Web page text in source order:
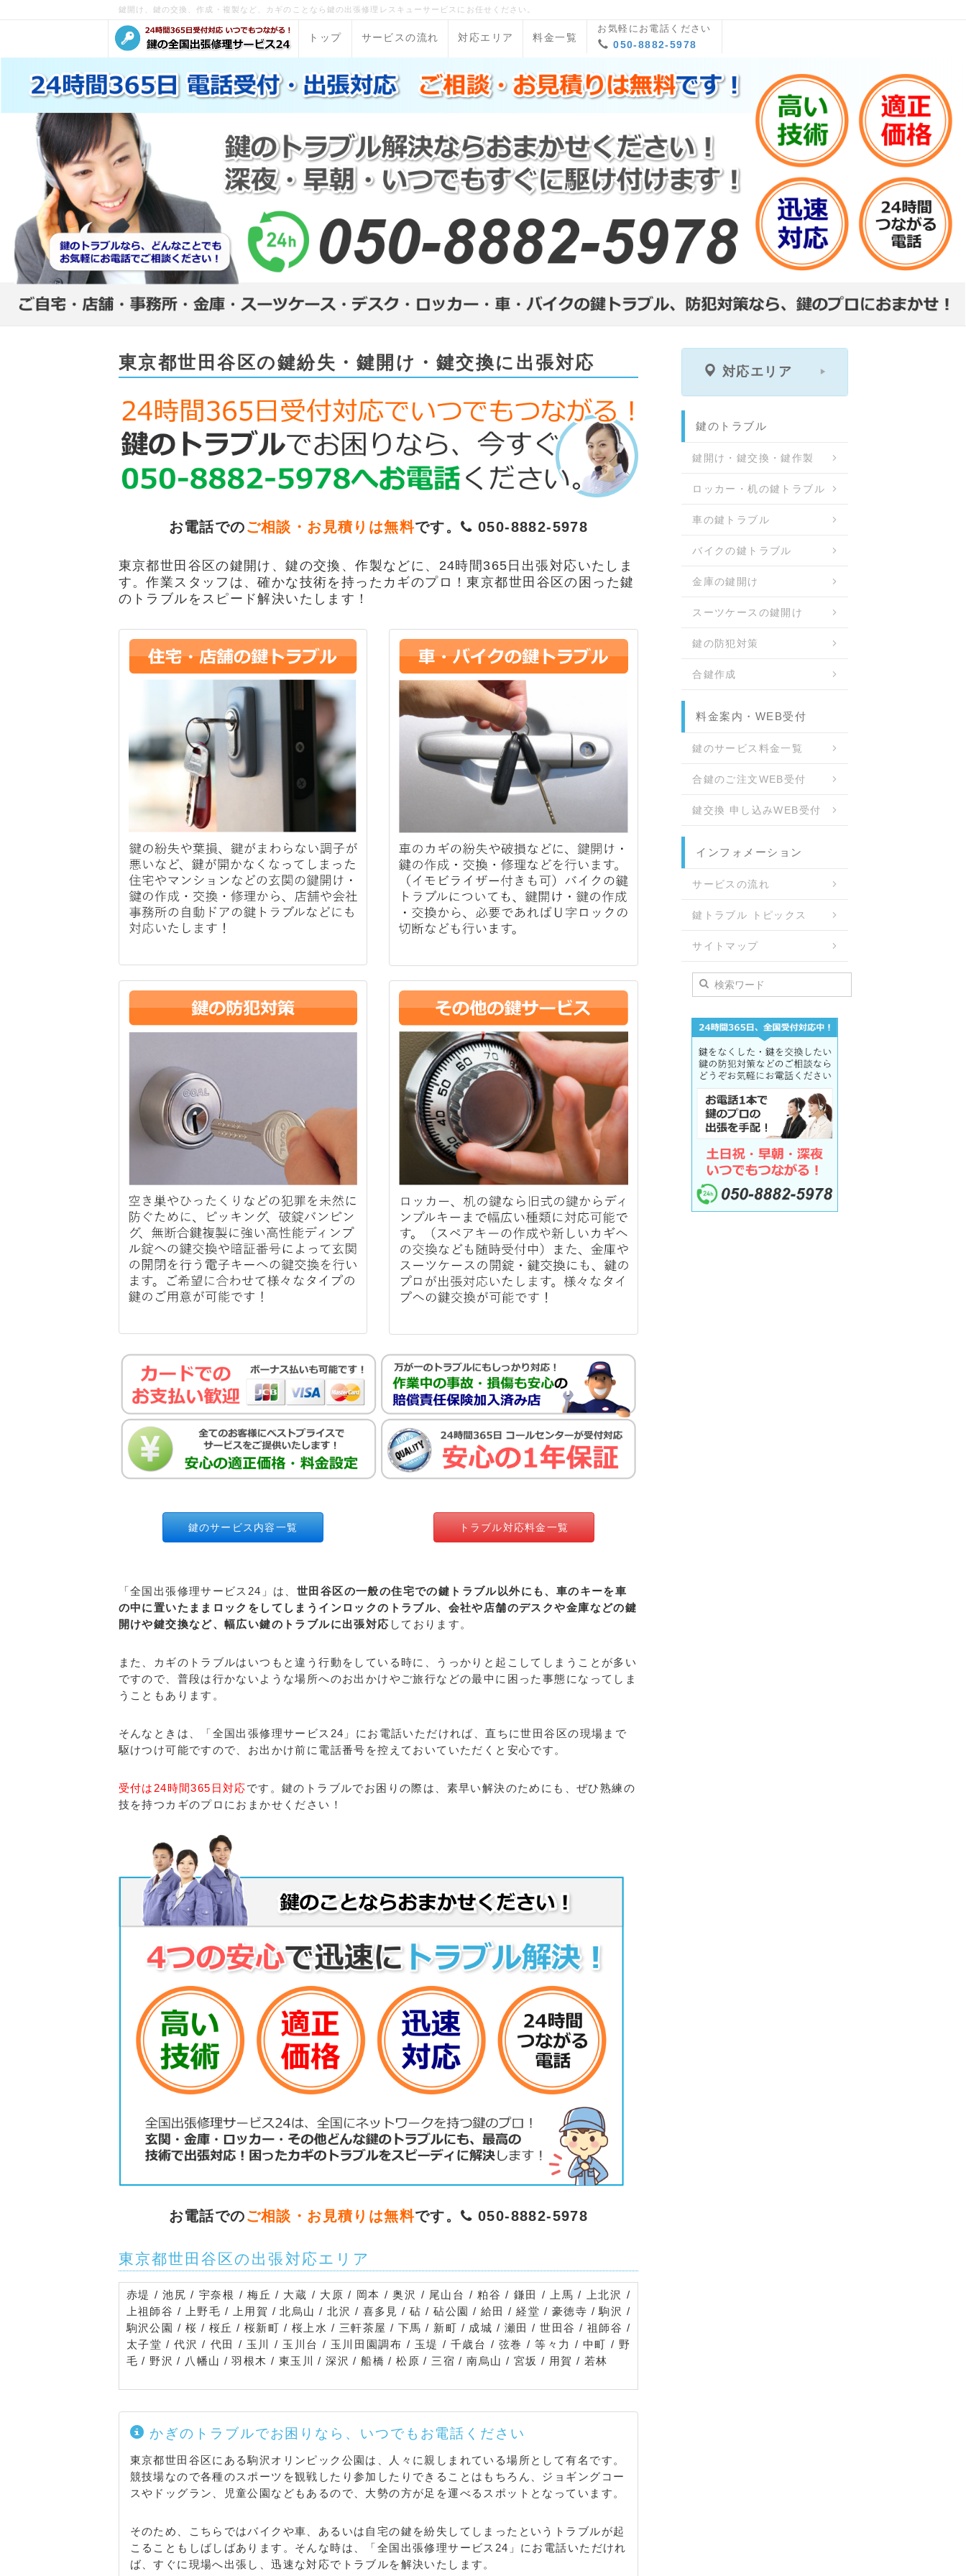
鍵開け、鍵の交換、作成・複製など、カギのことなら鍵の出張修理レスキューサービスにお任せください。
トップ サービスの流れ 対応エリア 料金一覧
お気軽にお電話ください
050-8882-5978
東京都世田谷区の鍵紛失・鍵開け・鍵交換に出張対応
お電話でのご相談・お見積りは無料です。 050-8882-5978
東京都世田谷区の鍵開け、鍵の交換、作製などに、24時間365日出張対応いたしま
す。作業スタッフは、確かな技術を持ったカギのプロ！東京都世田谷区の困った鍵
のトラブルをスピード解決いたします！
鍵のサービス内容一覧 トラブル対応料金一覧
「全国出張修理サービス24」は、 世田谷区の一般の住宅での鍵トラブル以外にも、車のキーを車
の中に置いたままロックをしてしまうインロックのトラブル、会社や店舗のデスクや金庫などの鍵
開けや鍵交換など、幅広い鍵のトラブルに出張対応 しております。
また、カギのトラブルはいつもと違う行動をしている時に、うっかりと起こしてしまうことが多い
ですので、普段は行かないような場所へのお出かけやご旅行などの最中に困った事態になってしま
うこともあります。
そんなときは、「全国出張修理サービス24」にお電話いただければ、直ちに世田谷区の現場まで
駆けつけ可能ですので、お出かけ前に電話番号を控えておいていただくと安心です。
受付は24時間365日対応です。鍵のトラブルでお困りの際は、素早い解決のためにも、ぜひ熟練の
技を持つカギのプロにおまかせください！
お電話でのご相談・お見積りは無料です。 050-8882-5978
東京都世田谷区の出張対応エリア
赤堤 / 池尻 / 宇奈根 / 梅丘 / 大蔵 / 大原 / 岡本 / 奥沢 / 尾山台 / 粕谷 / 鎌田 / 上馬 / 上北沢 /
上祖師谷 / 上野毛 / 上用賀 / 北烏山 / 北沢 / 喜多見 / 砧 / 砧公園 / 給田 / 経堂 / 豪徳寺 / 駒沢 /
駒沢公園 / 桜 / 桜丘 / 桜新町 / 桜上水 / 三軒茶屋 / 下馬 / 新町 / 成城 / 瀬田 / 世田谷 / 祖師谷 /
太子堂 / 代沢 / 代田 / 玉川 / 玉川台 / 玉川田園調布 / 玉堤 / 千歳台 / 弦巻 / 等々力 / 中町 / 野
毛 / 野沢 / 八幡山 / 羽根木 / 東玉川 / 深沢 / 船橋 / 松原 / 三宿 / 南烏山 / 宮坂 / 用賀 / 若林
かぎのトラブルでお困りなら、いつでもお電話ください
東京都世田谷区にある駒沢オリンピック公園は、人々に親しまれている場所として有名です。
競技場なので各種のスポーツを観戦したり参加したりできることはもちろん、ジョギングコー
スやドッグラン、児童公園などもあるので、大勢の方が足を運べるスポットとなっています。
そのため、こちらではバイクや車、あるいは自宅の鍵を紛失してしまったというトラブルが起
こることもしばしばあります。そんな時は、「全国出張修理サービス24」にお電話いただけれ
ば、すぐに現場へ出張し、迅速な対応でトラブルを解決いたします。
対応エリア
鍵のトラブル
鍵開け・鍵交換・鍵作製
ロッカー・机の鍵トラブル
車の鍵トラブル
バイクの鍵トラブル
金庫の鍵開け
スーツケースの鍵開け
鍵の防犯対策
合鍵作成
料金案内・WEB受付
鍵のサービス料金一覧
合鍵のご注文WEB受付
鍵交換 申し込みWEB受付
インフォメーション
サービスの流れ
鍵トラブル トピックス
サイトマップ